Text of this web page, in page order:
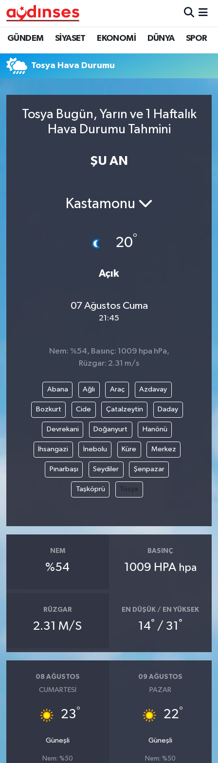
GÜNDEM SİYASET EKONOMİ DÜNYA SPOR
Tosya Hava Durumu
Tosya Bugün, Yarın ve 1 Haftalık
Hava Durumu Tahmini
ŞU AN
Kastamonu
20°
Açık
07 Ağustos Cuma
21:45
Nem: %54, Basınç: 1009 hpa hPa,
Rüzgar: 2.31 m/s
Abana Ağlı Araç Azdavay
Bozkurt Cide Çatalzeytin Daday
Devrekani Doğanyurt Hanönü
İhsangazi İnebolu Küre Merkez
Pınarbaşı Seydiler Şenpazar
Taşköprü Tosya
NEM
%54
BASINÇ
1009 HPA hpa
RÜZGAR
2.31 M/S
EN DÜŞÜK / EN YÜKSEK
14° / 31 °
08 AĞUSTOS
CUMARTESI
23°
Güneşli
Nem: %50
09 AĞUSTOS
PAZAR
22°
Güneşli
Nem: %50
GÜNDEM
SİYASET
DÜNYA
SPOR
Nöbetçi Eczaneler
Hava Durumu
Trafik Durumu
Süper Lig Puan Durumu ve Fikstür
Haber Arşivi